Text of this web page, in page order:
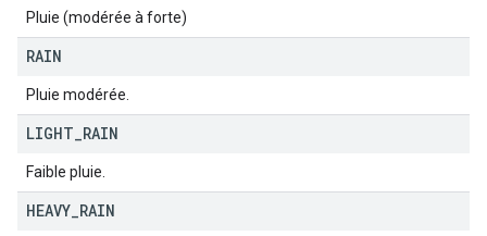
Pluie (modérée à forte)
RAIN
Pluie modérée.
LIGHT RAIN
Faible pluie.
HEAVY RAIN